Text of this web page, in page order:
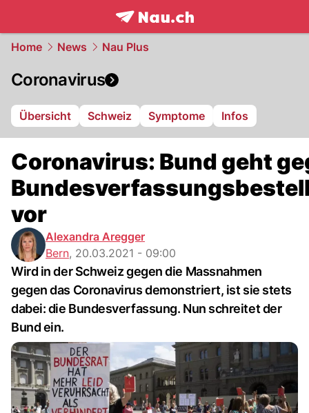
frontpage.NAU.ch
Home News Nau Plus
Coronavirus
Übersicht Schweiz Symptome Infos
Coronavirus: Bund geht
vor
Alexandra Aregger
Bern, 20.03.2021 - 09:00
Wird in der Schweiz gegen die Massnahmen
gegen das Coronavirus demonstriert, ist sie stets
dabei: die Bundesverfassung. Nun schreitet der
Bund ein.